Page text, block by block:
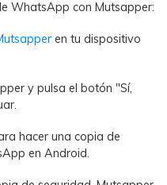
WhatsApp con Mutsapper:
en tu dispositivo
y pulsa el botón "Sí,
hacer una copia de
en Android.